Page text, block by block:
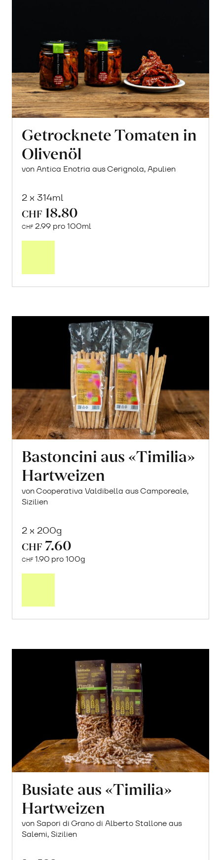
Getrocknete Tomaten in
Olivenöl
von Antica Enotria aus Cerignola, Apulien
2 x 314ml
CHF 18.80
CHF 2.99 pro 100ml
Bastoncini aus «Timilia»
Hartweizen
von Cooperativa Valdibella aus Camporeale,
Sizilien
2 x 200g
CHF 7.60
CHF 1.90 pro 100g
Busiate aus «Timilia»
Hartweizen
von Sapori di Grano di Alberto Stallone aus
Salemi, Sizilien